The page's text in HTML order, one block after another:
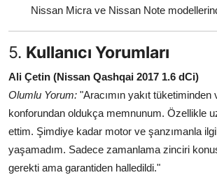
Nissan Micra ve Nissan Note
5. Kullanıcı Yorumları
Ali Çetin (Nissan Qashqai 2017 1.6 dCi)
Olumlu Yorum: "Aracımın yakıt tüketiminden
konforundan oldukça memnunum. Özellikle
ettim. Şimdiye kadar motor ve şanzımanla
yaşamadım. Sadece zamanlama zinciri
gerekti ama garantiden halledildi."